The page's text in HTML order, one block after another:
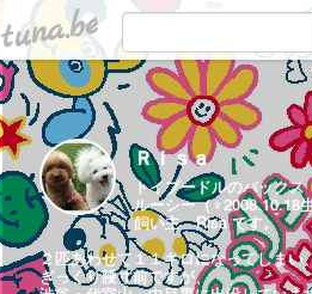
tuna.be
Ｒｉｓａ
トイプードルのバック
ルーシー（♀2008.10.18
飼い主 Risa です。
２匹あわせて１１キロになってしまい
ぎっくり腰寸前ですが、